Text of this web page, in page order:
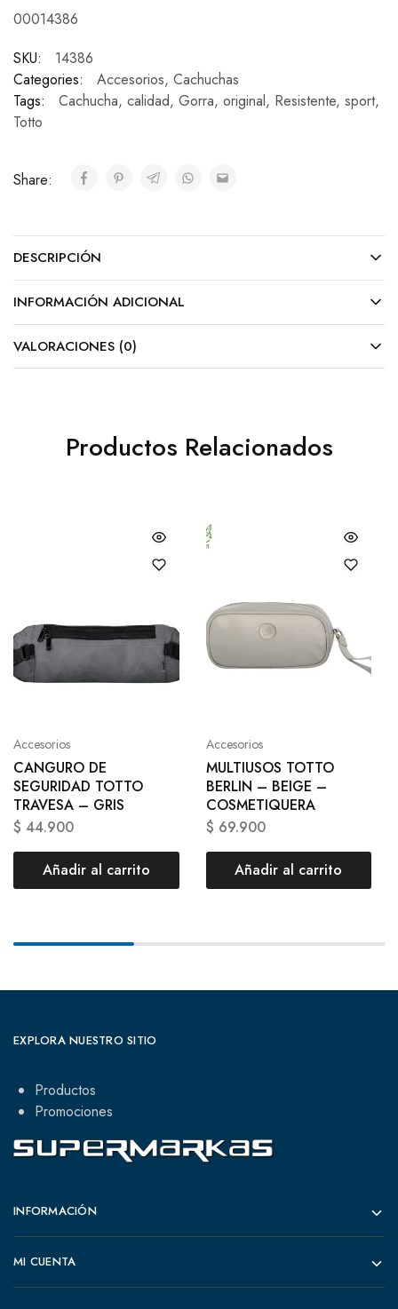
00014386
SKU:
14386
Categories:
Accesorios, Cachuchas
Tags:
Cachucha, calidad, Gorra, original, Resistente, sport,
Totto
Share:
DESCRIPCIÓN
INFORMACIÓN ADICIONAL
VALORACIONES (0)
Productos Relacionados
Accesorios
CANGURO DE
SEGURIDAD TOTTO
TRAVESA – GRIS
$ 44.900
Añadir al carrito
Accesorios
MULTIUSOS TOTTO
BERLIN – BEIGE –
COSMETIQUERA
$ 69.900
Añadir al carrito
EXPLORA NUESTRO SITIO
Productos
Promociones
INFORMACIÓN
MI CUENTA